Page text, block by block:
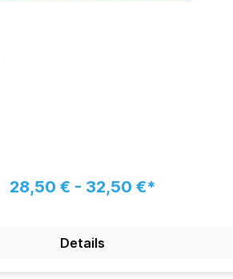
28,50 € - 32,50 €*
Details